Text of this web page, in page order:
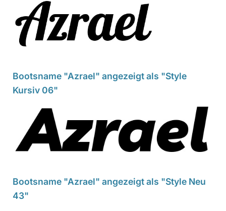
Bootsname "Azrael" angezeigt als "Style
Kursiv 06"
Bootsname "Azrael" angezeigt als "Style Neu
43"